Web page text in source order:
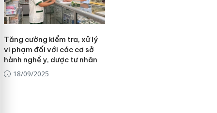
Tăng cường kiểm tra, xử lý
vi phạm đối với các cơ sở
hành nghề y, dược tư nhân
18/09/2025